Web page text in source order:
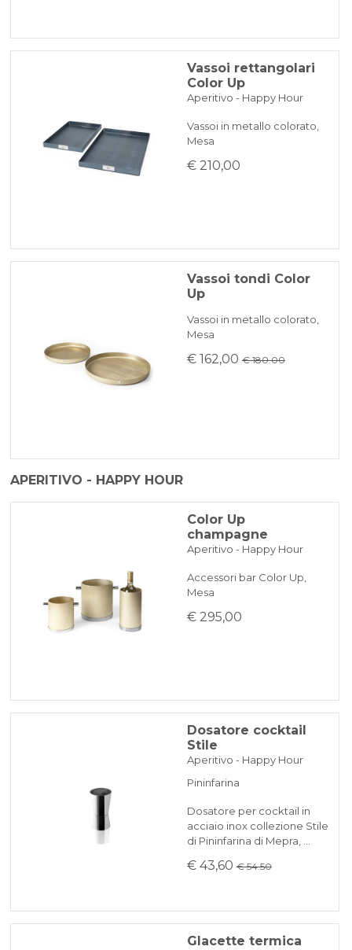
Vassoi rettangolari
Color Up
Aperitivo - Happy Hour
Vassoi in metallo colorato,
Mesa
€ 210,00
Vassoi tondi Color
Up
Vassoi in metallo colorato,
Mesa
€ 162,00 € 180.00
APERITIVO - HAPPY HOUR
Color Up
champagne
Aperitivo - Happy Hour
Accessori bar Color Up,
Mesa
€ 295,00
Dosatore cocktail
Stile
Aperitivo - Happy Hour
Pininfarina
Dosatore per cocktail in
acciaio inox collezione Stile
di Pininfarina di Mepra, …
€ 43,60 € 54.50
Glacette termica